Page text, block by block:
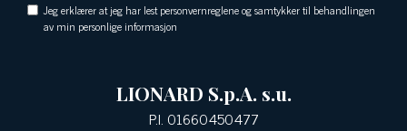
Jeg erklærer at jeg har lest personvernreglene og samtykker til behandlingen
av min personlige informasjon
LIONARD S.p.A. s.u.
P.I. 01660450477